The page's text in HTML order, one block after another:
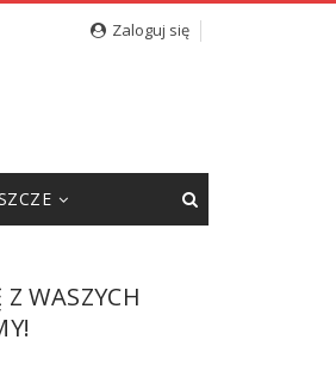
Zaloguj się
WASZYCH